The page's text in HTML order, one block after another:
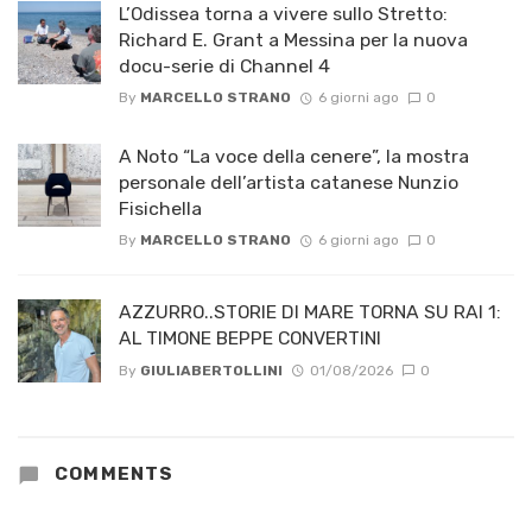
L’Odissea torna a vivere sullo Stretto:
Richard E. Grant a Messina per la nuova
docu-serie di Channel 4
By MARCELLO STRANO 6 giorni ago 0
A Noto “La voce della cenere”, la mostra
personale dell’artista catanese Nunzio
Fisichella
By MARCELLO STRANO 6 giorni ago 0
AZZURRO..STORIE DI MARE TORNA SU RAI 1:
AL TIMONE BEPPE CONVERTINI
By GIULIABERTOLLINI 01/08/2026 0
COMMENTS